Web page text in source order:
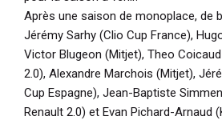
Après une saison de monoplace, de
Jérémy Sarhy (Clio Cup France),
Victor Blugeon (Mitjet), Theo
2.0), Alexandre Marchois (Mitjet),
Cup Espagne), Jean-Baptiste
Renault 2.0) et Evan Pichard-Arnaud